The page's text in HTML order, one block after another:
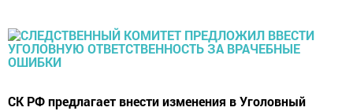
СК РФ предлагает внести изменения в Уголовный